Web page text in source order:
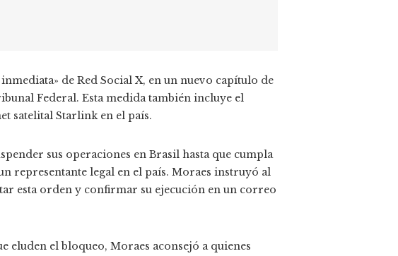
de Red Social X, en un nuevo capítulo de
Federal. Esta medida también incluye el
satelital Starlink en el país.
sus operaciones en Brasil hasta que cumpla
representante legal en el país. Moraes instruyó al
esta orden y confirmar su ejecución en un correo
eluden el bloqueo, Moraes aconsejó a quienes